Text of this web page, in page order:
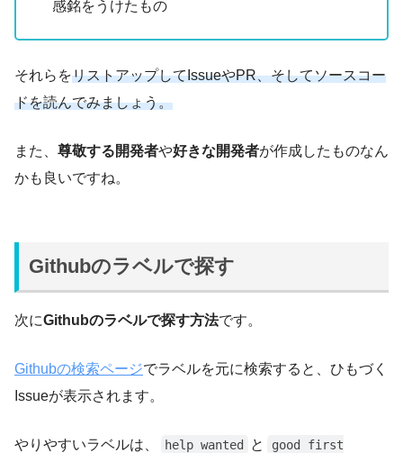
感銘をうけたもの
それらをリストアップしてIssueやPR、そしてソースコー
ドを読んでみましょう。
また、 尊敬する開発者や好きな開発者が作成したものなん
かも良いですね。
Githubのラベルで探す
次にGithubのラベルで探す方法です。
Githubの検索ページでラベルを元に検索すると、ひもづく
Issueが表示されます。
やりやすいラベルは、 help wanted と
good first